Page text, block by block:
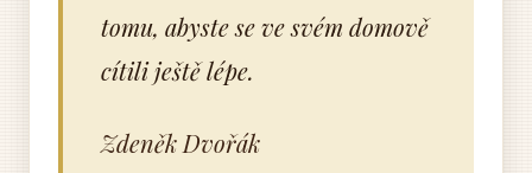
tomu, abyste se ve svém domově
cítili ještě lépe.
Zdeněk Dvořák